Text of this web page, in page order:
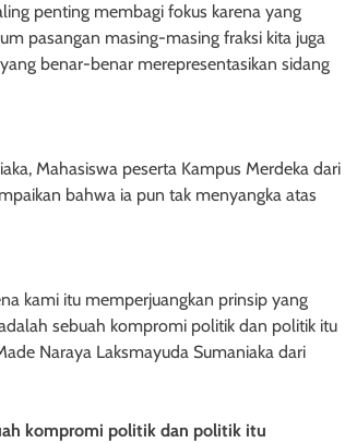
penting membagi fokus karena yang
pasangan masing-masing fraksi kita juga
benar-benar merepresentasikan sidang
Mahasiswa peserta Kampus Merdeka dari
bahwa ia pun tak menyangka atas
kami itu memperjuangkan prinsip yang
sebuah kompromi politik dan politik itu
Naraya Laksmayuda Sumaniaka dari
kompromi politik dan politik itu